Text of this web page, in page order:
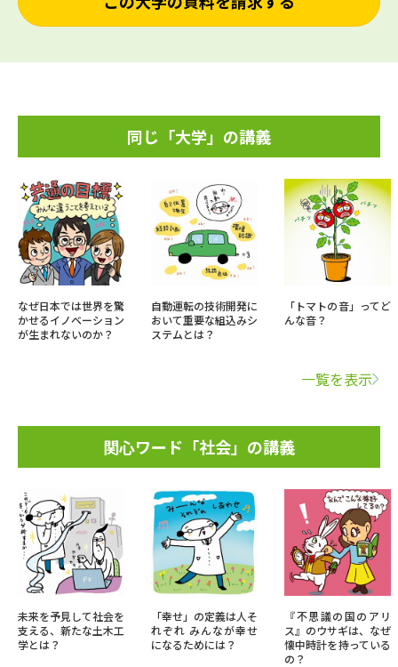
同じ「大学」の講義
なぜ日本では世界を驚
かせるイノベーション
が生まれないのか？
自動運転の技術開発に
おいて重要な組込みシ
ステムとは？
「トマトの音」ってど
んな音？
一覧を表示
関心ワード「社会」の講義
未来を予見して社会を
支える、新たな土木工
学とは？
「幸せ」の定義は人そ
れぞれ みんなが幸せ
になるためには？
『不思議の国のアリ
ス』のウサギは、なぜ
懐中時計を持っている
の？